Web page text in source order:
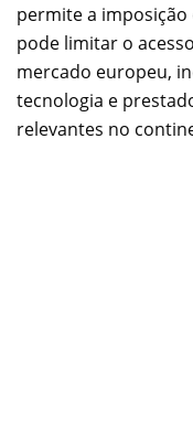
permite a
pode limitar o
mercado europeu,
tecnologia e
relevantes no